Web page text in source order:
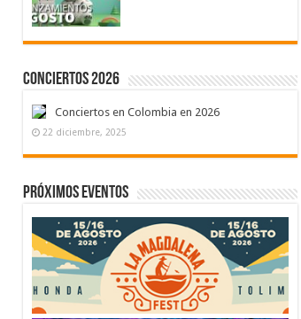
Conciertos 2026
Conciertos en Colombia en 2026
22 diciembre, 2025
Próximos eventos